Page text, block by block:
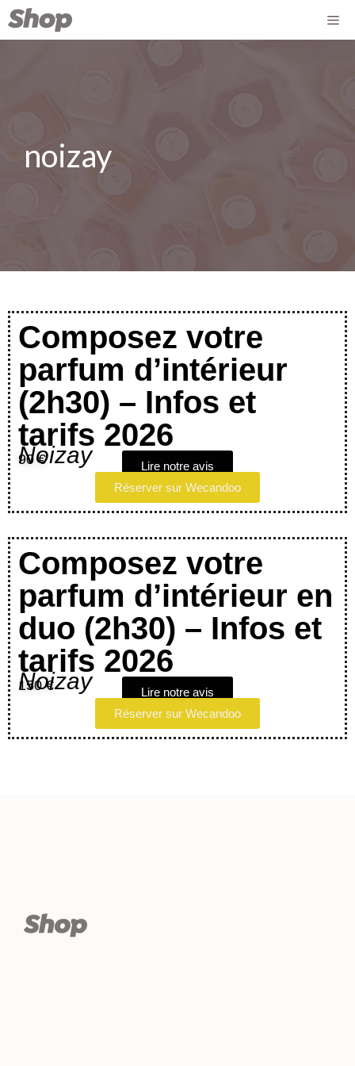
noizay
Composez votre
parfum d’intérieur
(2h30) – Infos et
tarifs 2026
Noizay
90 €
Lire notre avis
Réserver sur Wecandoo
Composez votre
parfum d’intérieur en
duo (2h30) – Infos et
tarifs 2026
Noizay
150 €
Lire notre avis
Réserver sur Wecandoo